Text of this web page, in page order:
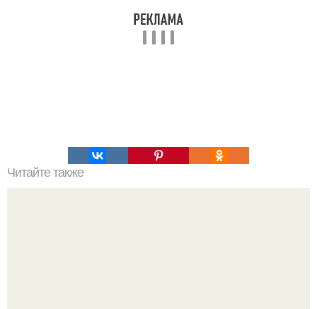
Читайте также